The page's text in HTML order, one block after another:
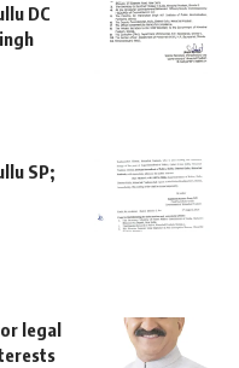
DC
SP;
legal